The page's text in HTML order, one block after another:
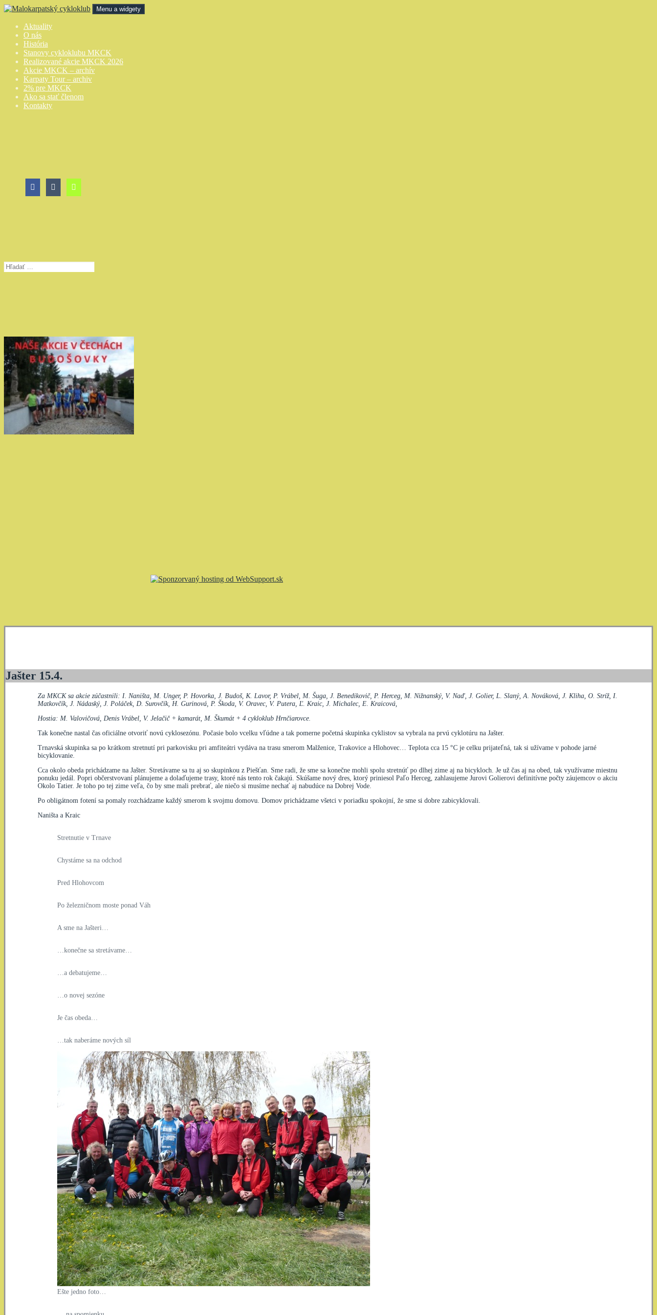
Preskočiť
obsah
Malokarpatský cykloklub
Menu a widgety
Aktuality
O nás
História
Stanovy cykloklubu MKCK
Realizované akcie MKCK 2026
Akcie MKCK – archív
Karpaty Tour – archiv
2% pre MKCK
Ako sa stať členom
Kontakty
Hľadať:
Jašter 15.4.
Za MKCK sa akcie zúčastnili: I. Naništa, M. Unger, P. Hovorka, J. Budoš, K. Lavor, P. Vrábel, M. Šuga, J. Benedikovič, P. Herceg, M. Nižnanský, V. Naď, J. Golier, L. Slaný, A. Nováková, J. Kliha, O. Stríž, I.
Matkovčík, J. Nádaský, J. Poláček, D. Surovčík, H. Gurinová, P. Škoda, V. Oravec, V. Putera, Ľ. Kraic, J. Michalec, E. Kraicová,
Hostia: M. Valovičová, Denis Vrábel, V. Jelačič + kamarát, M. Škumát + 4 cykloklub Hrnčiarovce.
Tak konečne nastal čas oficiálne otvoriť novú cyklosezónu. Počasie bolo vcelku vľúdne a tak pomerne početná skupinka cyklistov sa vybrala na prvú cyklotúru na Jašter.
Trnavská skupinka sa po krátkom stretnutí pri parkovisku pri amfiteátri vydáva na trasu smerom Malženice, Trakovice a Hlohovec… Teplota cca 15 °C je celku prijateľná, tak si užívame v pohode jarné
bicyklovanie.
Cca okolo obeda prichádzame na Jašter. Stretávame sa tu aj so skupinkou z Piešťan. Sme radi, že sme sa konečne mohli spolu stretnúť po dlhej zime aj na bicykloch. Je už čas aj na obed, tak využívame miestnu
ponuku jedál. Popri občerstvovaní plánujeme a dolaďujeme trasy, ktoré nás tento rok čakajú. Skúšame nový dres, ktorý priniesol Paľo Herceg, zahlasujeme Jurovi Golierovi definitívne počty záujemcov o akciu
Okolo Tatier. Je toho po tej zime veľa, čo by sme mali prebrať, ale niečo si musíme nechať aj nabudúce na Dobrej Vode.
Po obligátnom fotení sa pomaly rozchádzame každý smerom k svojmu domovu. Domov prichádzame všetci v poriadku spokojní, že sme si dobre zabicyklovali.
Naništa a Kraic
Stretnutie v Trnave
Chystáme sa na odchod
Pred Hlohovcom
Po železničnom moste ponad Váh
A sme na Jašteri…
…konečne sa stretávame…
…a debatujeme…
…o novej sezóne
Je čas obeda…
…tak naberáme nových síl
Ešte jedno foto…